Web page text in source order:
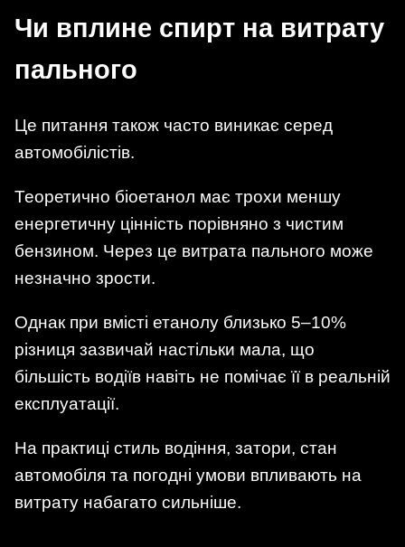
Чи вплине спирт на витрату
пального
Це питання також часто виникає серед
автомобілістів.
Теоретично біоетанол має трохи меншу
енергетичну цінність порівняно з чистим
бензином. Через це витрата пального може
незначно зрости.
Однак при вмісті етанолу близько 5–10%
різниця зазвичай настільки мала, що
більшість водіїв навіть не помічає її в реальній
експлуатації.
На практиці стиль водіння, затори, стан
автомобіля та погодні умови впливають на
витрату набагато сильніше.